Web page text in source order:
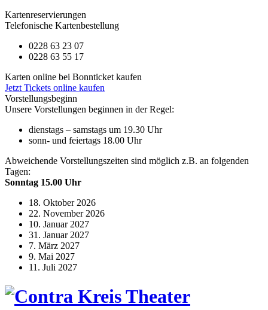
Kartenreservierungen
Telefonische Kartenbestellung
0228 63 23 07
0228 63 55 17
Karten online bei Bonnticket kaufen
Jetzt Tickets online kaufen
Vorstellungsbeginn
Unsere Vorstellungen beginnen in der Regel:
dienstags – samstags um 19.30 Uhr
sonn- und feiertags 18.00 Uhr
Abweichende Vorstellungszeiten sind möglich z.B. an folgenden
Tagen:
Sonntag 15.00 Uhr
18. Oktober 2026
22. November 2026
10. Januar 2027
31. Januar 2027
7. März 2027
9. Mai 2027
11. Juli 2027